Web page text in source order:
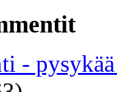
-